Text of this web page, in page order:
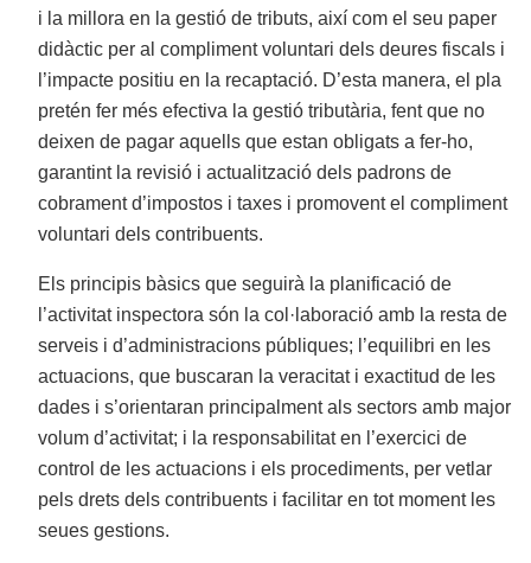
i la millora en la gestió de tributs, així com el seu paper
didàctic per al compliment voluntari dels deures fiscals i
l’impacte positiu en la recaptació. D’esta manera, el pla
pretén fer més efectiva la gestió tributària, fent que no
deixen de pagar aquells que estan obligats a fer-ho,
garantint la revisió i actualització dels padrons de
cobrament d’impostos i taxes i promovent el compliment
voluntari dels contribuents.
Els principis bàsics que seguirà la planificació de
l’activitat inspectora són la col·laboració amb la resta de
serveis i d’administracions públiques; l’equilibri en les
actuacions, que buscaran la veracitat i exactitud de les
dades i s’orientaran principalment als sectors amb major
volum d’activitat; i la responsabilitat en l’exercici de
control de les actuacions i els procediments, per vetlar
pels drets dels contribuents i facilitar en tot moment les
seues gestions.